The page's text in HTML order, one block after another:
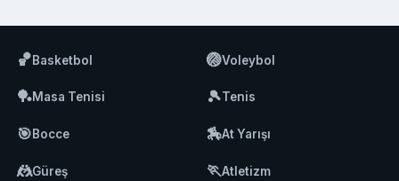
🏀Basketbol 🏐Voleybol
🏓Masa Tenisi 🎾Tenis
🎯Bocce 🏇At Yarışı
🤼Güreş 🏃Atletizm